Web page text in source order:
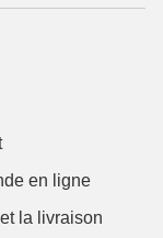
en ligne
la livraison